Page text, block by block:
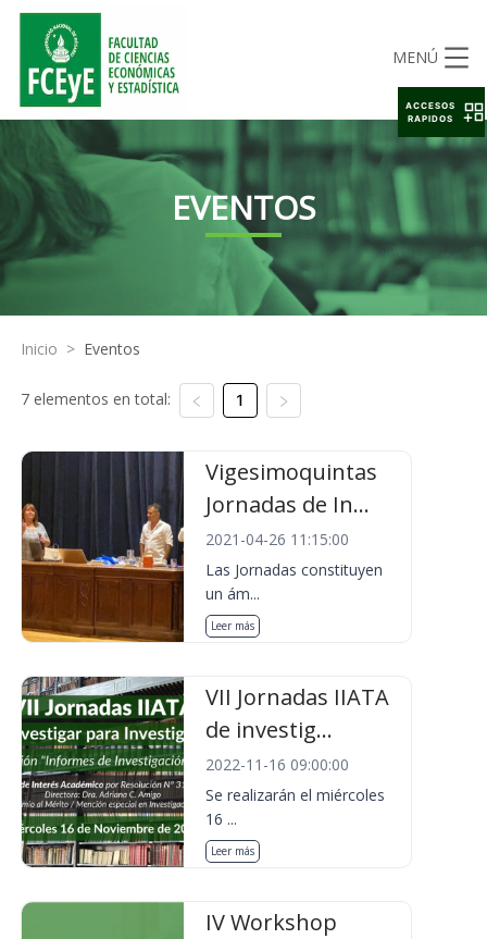
MENÚ
EVENTOS
Inicio > Eventos
7 elementos en total: 1
Vigesimoquintas
Jornadas de In...
2021-04-26 11:15:00
Las Jornadas constituyen
un ám...
Leer más
VII Jornadas IIATA
de investig...
2022-11-16 09:00:00
Se realizarán el miércoles
16 ...
Leer más
IV Workshop
ACCESOS
RAPIDOS